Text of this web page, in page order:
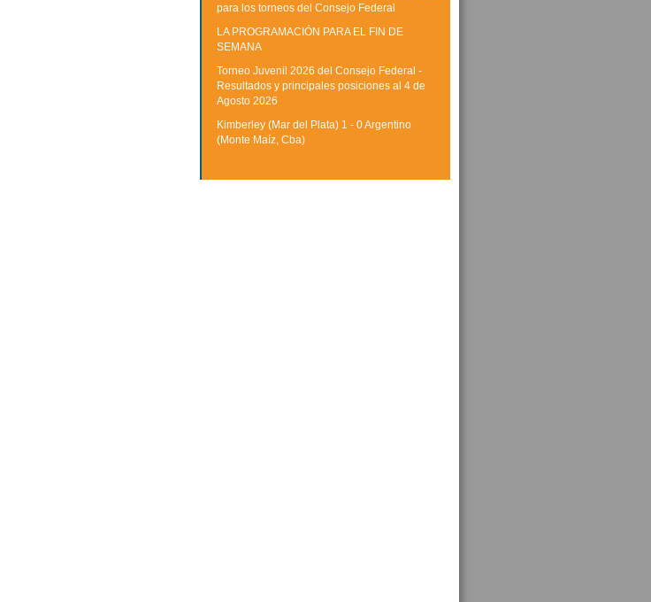
para los torneos del Consejo Federal
LA PROGRAMACIÓN PARA EL FIN DE
SEMANA
Torneo Juvenil 2026 del Consejo Federal -
Resultados y principales posiciones al 4 de
Agosto 2026
Kimberley (Mar del Plata) 1 - 0 Argentino
(Monte Maíz, Cba)